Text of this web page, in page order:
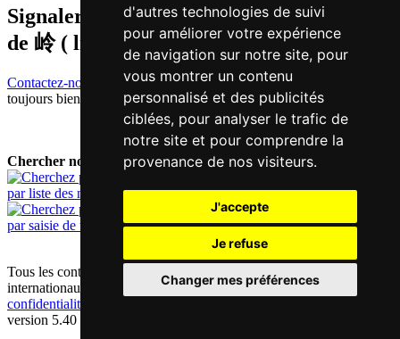
d'autres technologies de suivi
pour améliorer votre expérience
de navigation sur notre site, pour
vous montrer un contenu
personnalisé et des publicités
ciblées, pour analyser le trafic de
notre site et pour comprendre la
provenance de nos visiteurs.
J'accepte
Je refuse
Changer mes préférences
Signaler traduction fausse ou manquante
de 岭 ( ling / ling4 )
Contactez-nous!
Votre feedback et critique constructive seront
toujours bienvenus.
Chercher nouveau mot:
par liste des mots
par saisie de texte
Tous les contenus sont protégés par les droits d'auteur allemands et
internationaux |
mentions obligatoires / contact|déclaration de
confidentialité
version 5.40 / Dernière mise à jour: 2023-07-14